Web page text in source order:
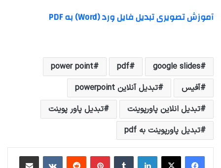
آموزش تصویری تبدیل فایل ورد (Word) به PDF
google slides
pdf
power point
آفیس
تبدیل آنلاین powerpoint
تبدیل انلاین پاورپوینت
تبدیل پاور پوینت
تبدیل پاورپوینت به pdf
لینکداینتامبلر پینتریستReddit
VKontakteاشتراک گذاری با ایمیل